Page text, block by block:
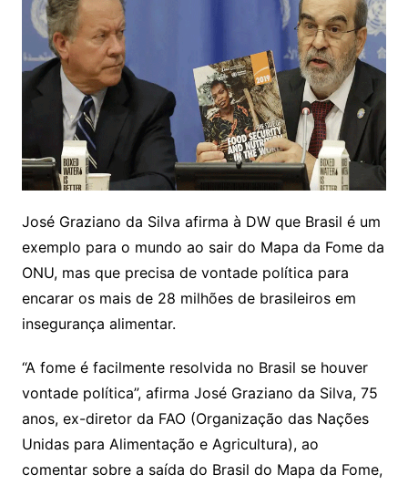
José Graziano da Silva afirma à DW que Brasil é um
exemplo para o mundo ao sair do Mapa da Fome da
ONU, mas que precisa de vontade política para
encarar os mais de 28 milhões de brasileiros em
insegurança alimentar.
“A fome é facilmente resolvida no Brasil se houver
vontade política”, afirma José Graziano da Silva, 75
anos, ex-diretor da FAO (Organização das Nações
Unidas para Alimentação e Agricultura), ao
comentar sobre a saída do Brasil do Mapa da Fome,